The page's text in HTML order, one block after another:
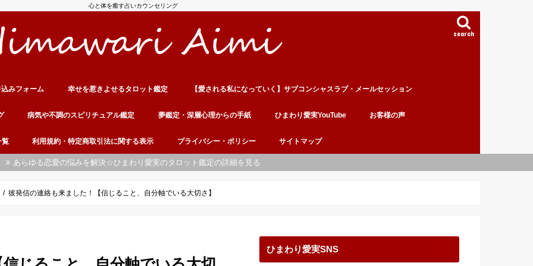
心と体を癒す占いカウンセリング
search
みフォーム 幸せを惹きよせるタロット鑑定 【愛される私になっていく】サブコンシャスラブ・メールセッション
病気や不調のスピリチュアル鑑定 夢鑑定・深層心理からの手紙 ひまわり愛実YouTube お客様の声
覧 利用規約・特定商取引法に関する表示 プライバシー・ポリシー サイトマップ
あらゆる恋愛の悩みを解決☆ひまわり愛実のタロット鑑定の詳細を見る
彼発信の連絡も来ました！【信じること、自分軸でいる大切さ】
ひまわり愛実SNS